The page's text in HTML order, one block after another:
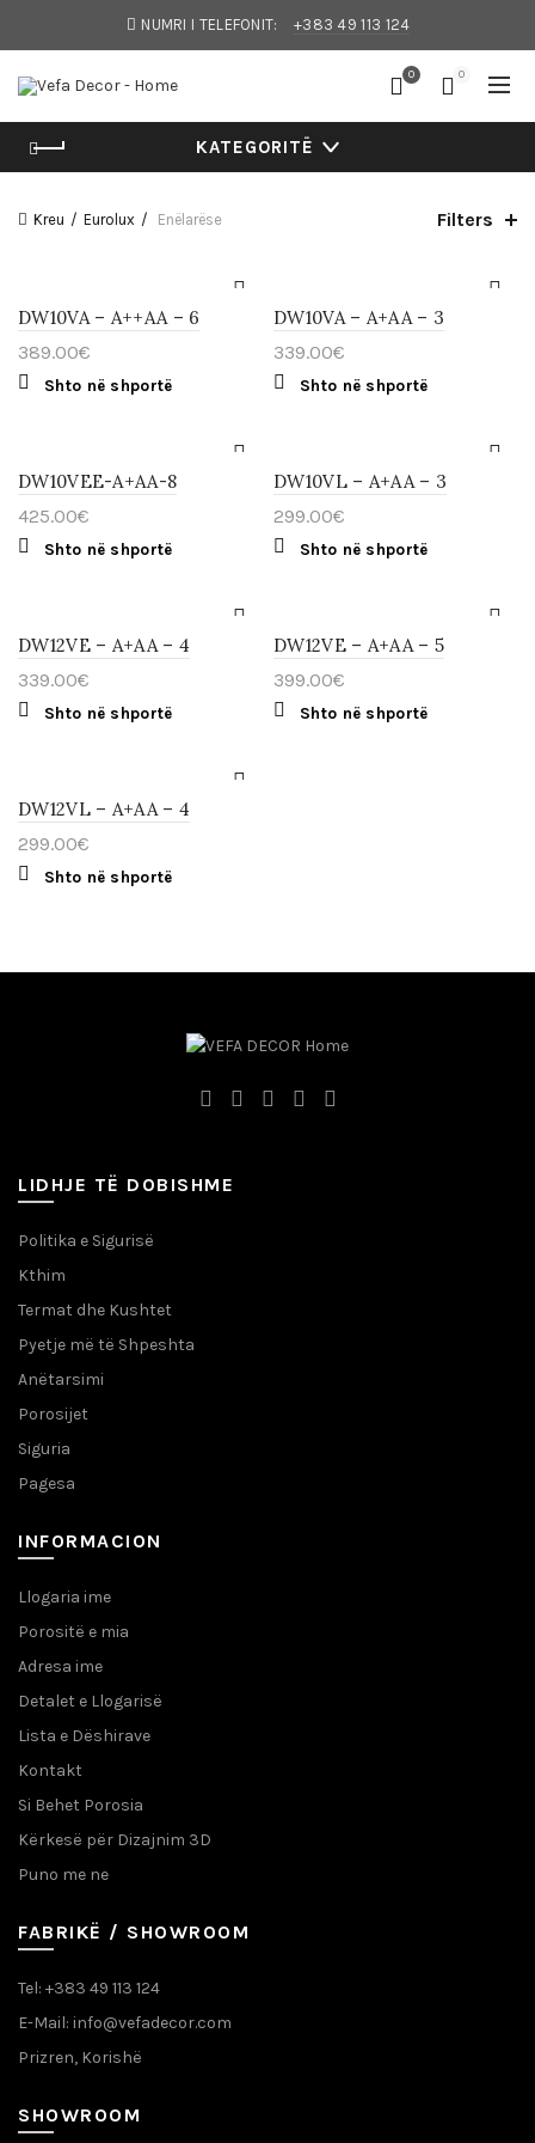
NUMRI I TELEFONIT: +383 49 113 124
0 0
KATEGORITË
Kreu Eurolux Enëlarëse Filters
DW10VA – A++AA – 6
389.00€
Shto në shportë
DW10VA – A+AA – 3
339.00€
Shto në shportë
DW10VEE-A+AA-8
425.00€
Shto në shportë
DW10VL – A+AA – 3
299.00€
Shto në shportë
DW12VE – A+AA – 4
339.00€
Shto në shportë
DW12VE – A+AA – 5
399.00€
Shto në shportë
DW12VL – A+AA – 4
299.00€
Shto në shportë
LIDHJE TË DOBISHME
Politika e Sigurisë
Kthim
Termat dhe Kushtet
Pyetje më të Shpeshta
Anëtarsimi
Porosijet
Siguria
Pagesa
INFORMACION
Llogaria ime
Porositë e mia
Adresa ime
Detalet e Llogarisë
Lista e Dëshirave
Kontakt
Si Behet Porosia
Kërkesë për Dizajnim 3D
Puno me ne
FABRIKË / SHOWROOM
Tel: +383 49 113 124
E-Mail: info@vefadecor.com
Prizren, Korishë
SHOWROOM